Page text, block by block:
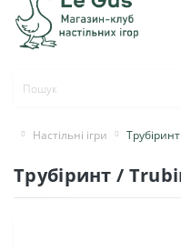
Настільні ігри
Трубіринт /